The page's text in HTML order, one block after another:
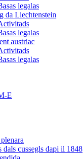
legalas
da Liechtenstein
legalas
austriac
legalas
E
dals cussegls dapi il 1848